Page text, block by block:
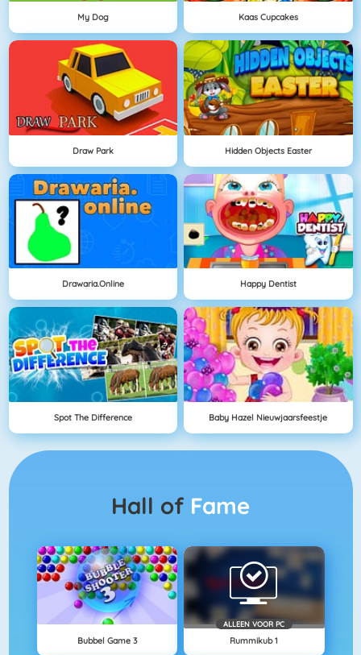
My Dog Kaas Cupcakes
Draw Park Hidden Objects Easter
Drawaria.online Happy Dentist
Spot The Difference Baby Hazel Nieuwjaarsfeestje
Hall of Fame
Bubbel Game 3
ALLEEN VOOR PC
Rummikub 1